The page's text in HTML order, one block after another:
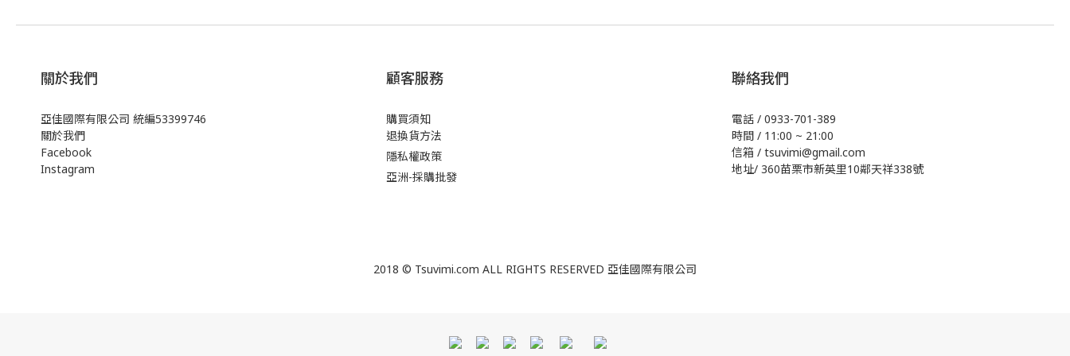
關於我們
亞佳國際有限公司 統編53399746
關於我們
Facebook
Instagram
顧客服務
購買須知
退換貨方法
隱私權政策
亞洲-採購批發
聯絡我們
電話 / 0933-701-389
時間 / 11:00 ~ 21:00
信箱 / tsuvimi@gmail.com
地址/ 360苗栗市新英里10鄰天祥338號
2018 © Tsuvimi.com ALL RIGHTS RESERVED 亞佳國際有限公司